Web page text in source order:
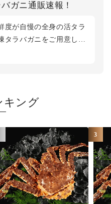
ガニ通販速報！
度が自慢の全身の活タラ
ラバガニをご用意して
、お好きなときに解凍
旬の真っ只中ですが、今
も出ています。気になる
。鮮度第一の松菱では、
でお届けいたします。
キング
3